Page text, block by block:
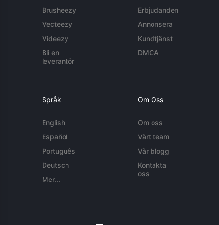
Brusheezy
Vecteezy
Videezy
Bli en
leverantör
Erbjudanden
Annonsera
Kundtjänst
DMCA
Språk
English
Español
Português
Deutsch
Mer...
Om Oss
Om oss
Vårt team
Vår blogg
Kontakta
oss